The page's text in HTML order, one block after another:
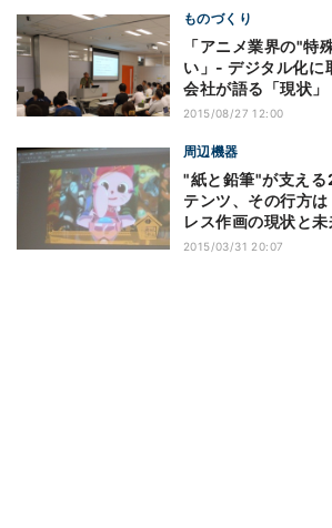
ものづくり
「アニメ業界の"特
い」- デジタル化に
会社が語る「現状」
2015/08/27 12:00
周辺機器
"紙と鉛筆"が支え
テンツ、その行方
レス作画の現状と未
2015/03/31 20:07